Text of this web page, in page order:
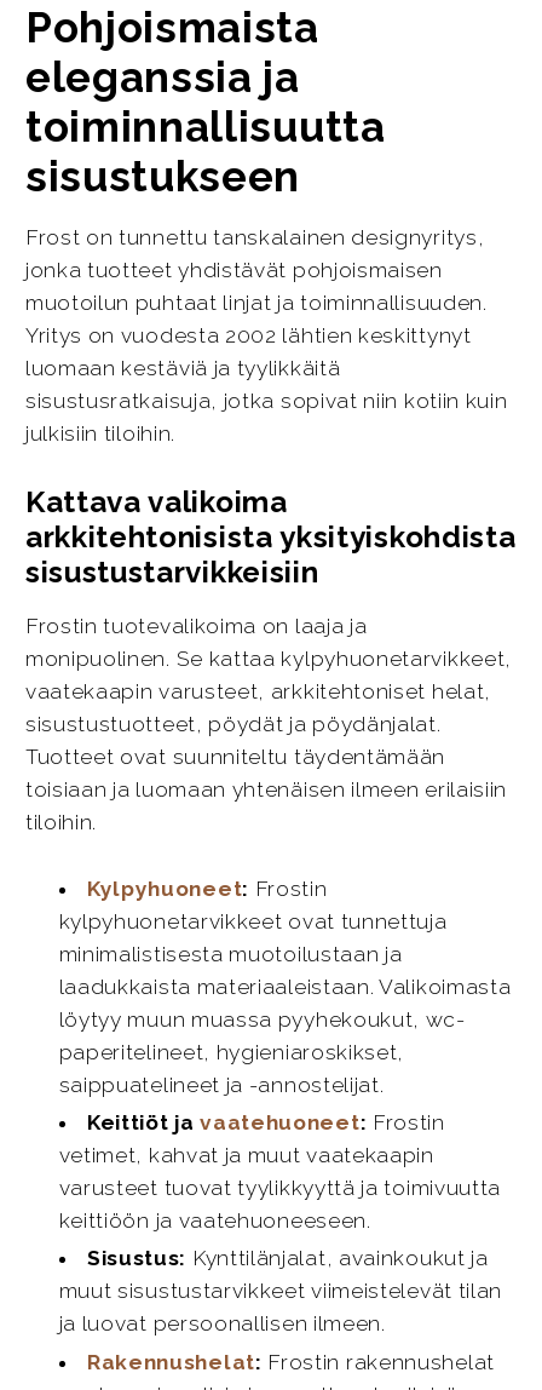
Pohjoismaista
eleganssia ja
toiminnallisuutta
sisustukseen
Frost on tunnettu tanskalainen designyritys,
jonka tuotteet yhdistävät pohjoismaisen
muotoilun puhtaat linjat ja toiminnallisuuden.
Yritys on vuodesta 2002 lähtien keskittynyt
luomaan kestäviä ja tyylikkäitä
sisustusratkaisuja, jotka sopivat niin kotiin kuin
julkisiin tiloihin.
Kattava valikoima
arkkitehtonisista yksityiskohdista
sisustustarvikkeisiin
Frostin tuotevalikoima on laaja ja
monipuolinen. Se kattaa kylpyhuonetarvikkeet,
vaatekaapin varusteet, arkkitehtoniset helat,
sisustustuotteet, pöydät ja pöydänjalat.
Tuotteet ovat suunniteltu täydentämään
toisiaan ja luomaan yhtenäisen ilmeen erilaisiin
tiloihin.
Kylpyhuoneet: Frostin
kylpyhuonetarvikkeet ovat tunnettuja
minimalistisesta muotoilustaan ja
laadukkaista materiaaleistaan. Valikoimasta
löytyy muun muassa pyyhekoukut, wc-
paperitelineet, hygieniaroskikset,
saippuatelineet ja -annostelijat.
Keittiöt javaatehuoneet: Frostin
vetimet, kahvat ja muut vaatekaapin
varusteet tuovat tyylikkyyttä ja toimivuutta
keittiöön ja vaatehuoneeseen.
Sisustus: Kynttilänjalat, avainkoukut ja
muut sisustustarvikkeet viimeistelevät tilan
ja luovat persoonallisen ilmeen.
Rakennushelat: Frostin rakennushelat